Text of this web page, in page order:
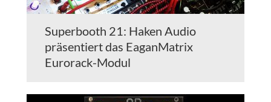
Superbooth 21: Haken Audio
präsentiert das EaganMatrix
Eurorack-Modul